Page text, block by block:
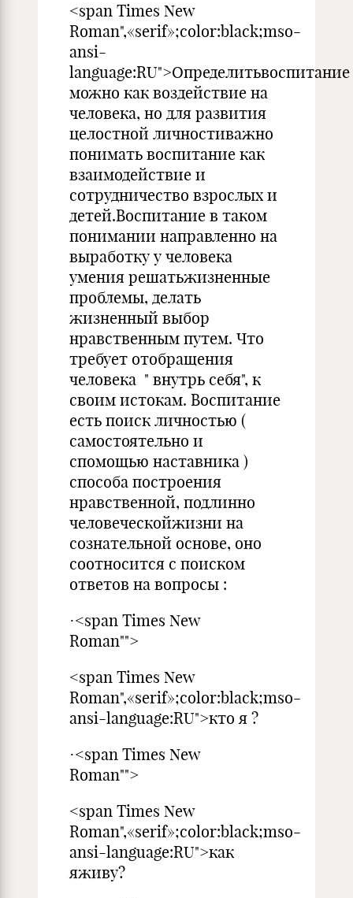
<span Times New
Roman",«serif»;color:black;mso-
ansi-
language:RU">Определитьвоспитание
можно как воздействие на
человека, но для развития
целостной личностиважно
понимать воспитание как
взаимодействие и
сотрудничество взрослых и
детей.Воспитание в таком
понимании направленно на
выработку у человека
умения решатьжизненные
проблемы, делать
жизненный выбор
нравственным путем. Что
требует отобращения
человека " внутрь себя", к
своим истокам. Воспитание
есть поиск личностью (
самостоятельно и
спомощью наставника )
способа построения
нравственной, подлинно
человеческойжизни на
сознательной основе, оно
соотносится с поиском
ответов на вопросы :
·<span Times New
Roman"">
<span Times New
Roman",«serif»;color:black;mso-
ansi-language:RU">кто я ?
·<span Times New
Roman"">
<span Times New
Roman",«serif»;color:black;mso-
ansi-language:RU">как
яживу?